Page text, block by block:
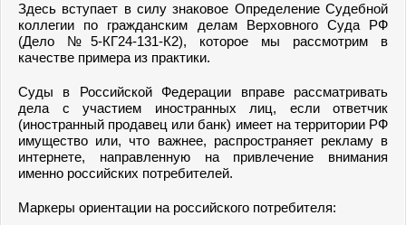
Здесь вступает в силу знаковое Определение Судебной
коллегии по гражданским делам Верховного Суда РФ
(Дело №5-КГ24-131-К2), которое мы рассмотрим в
качестве примера из практики.
Суды в Российской Федерации вправе рассматривать
дела с участием иностранных лиц, если ответчик
(иностранный продавец или банк) имеет на территории РФ
имущество или, что важнее, распространяет рекламу в
интернете, направленную на привлечение внимания
именно российских потребителей.
Маркеры ориентации на российского потребителя: